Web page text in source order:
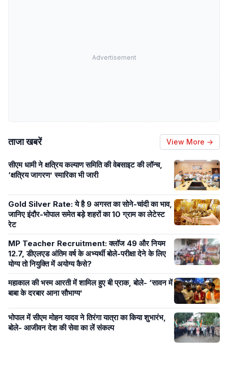
Advertisement
ताजा खबरें View More →
सीएम धामी ने क्षत्रिय कल्याण समिति की वेबसाइट की लॉन्च,
‘क्षत्रिय जागरण’ स्मारिका भी जारी
Gold Silver Rate: ये है 9 अगस्त का सोने-चांदी का भाव,
जानिए इंदौर-भोपाल समेत बड़े शहरों का 10 ग्राम का लेटेस्ट
रेट
MP Teacher Recruitment: क्लॉज 49 और नियम
12.7, डीएलएड अंतिम वर्ष के अभ्यर्थी बोले-परीक्षा देने के लिए
योग्य तो नियुक्ति में अयोग्य कैसे?
महाकाल की भस्म आरती में शामिल हुए बी प्राक, बोले- ‘सावन में
बाबा के दरबार आना सौभाग्य’
भोपाल में सीएम मोहन यादव ने तिरंगा यात्रा का किया शुभारंभ,
बोले- आजीवन देश की सेवा का लें संकल्प